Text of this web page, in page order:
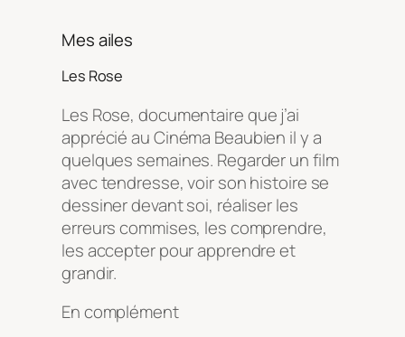
Mes ailes
Les Rose
Les Rose, documentaire que j’ai
apprécié au Cinéma Beaubien il y a
quelques semaines. Regarder un film
avec tendresse, voir son histoire se
dessiner devant soi, réaliser les
erreurs commises, les comprendre,
les accepter pour apprendre et
grandir.
En complément